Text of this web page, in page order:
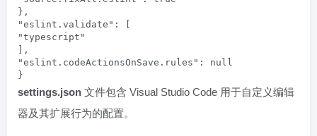
},
"eslint.validate": [
"typescript"
],
"eslint.codeActionsOnSave.rules": null
}
settings.json 文件包含 Visual Studio Code 用于自定义编辑
器及其扩展行为的配置。